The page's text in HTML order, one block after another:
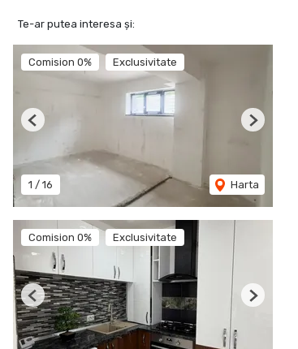
Te-ar putea interesa și:
Comision 0% Exclusivitate
1 / 16 Harta
Previous Next
Comision 0% Exclusivitate
Previous Next